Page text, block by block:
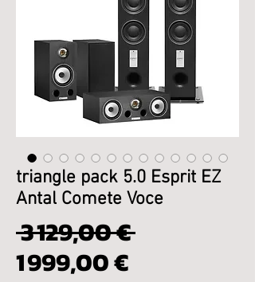
triangle pack 5.0 Esprit EZ
Antal Comete Voce
3 129,00 € Prix
1 999,00 €Prix